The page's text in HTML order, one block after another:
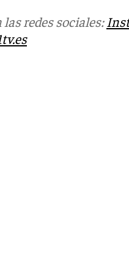
redes sociales: